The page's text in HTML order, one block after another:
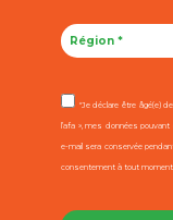
"Je déclare être âgé(e)
l’afa », mes données
e-mail sera conservée
consentement à tout moment